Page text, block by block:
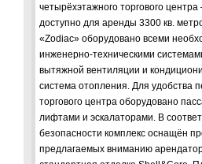
четырёхэтажного торгового
доступно для аренды 3300 кв.
«Zodiac» оборудовано всеми
инженерно-техническими
вытяжной вентиляции и
система отопления. Для удобства
торгового центра оборудовано
лифтами и эскалаторами. В
безопасности комплекс оснащён
предлагаемых вниманию